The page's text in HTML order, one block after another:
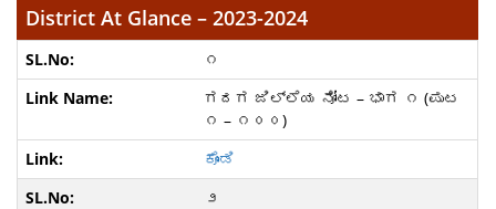
District At Glance – 2023-2024
೧
ಗದಗ ಜಿಲ್ಲೆಯ ನೋಟ – ಭಾಗ ೧ (ಪುಟ
೧ – ೧೦೦)
ಕೊಂಡಿ
೨